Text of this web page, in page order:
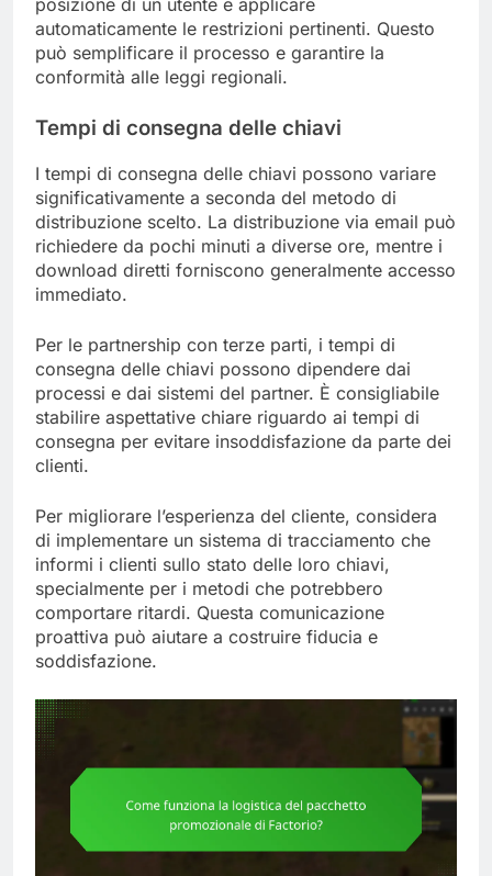
posizione di un utente e applicare
automaticamente le restrizioni pertinenti. Questo
può semplificare il processo e garantire la
conformità alle leggi regionali.
Tempi di consegna delle chiavi
I tempi di consegna delle chiavi possono variare
significativamente a seconda del metodo di
distribuzione scelto. La distribuzione via email può
richiedere da pochi minuti a diverse ore, mentre i
download diretti forniscono generalmente accesso
immediato.
Per le partnership con terze parti, i tempi di
consegna delle chiavi possono dipendere dai
processi e dai sistemi del partner. È consigliabile
stabilire aspettative chiare riguardo ai tempi di
consegna per evitare insoddisfazione da parte dei
clienti.
Per migliorare l’esperienza del cliente, considera
di implementare un sistema di tracciamento che
informi i clienti sullo stato delle loro chiavi,
specialmente per i metodi che potrebbero
comportare ritardi. Questa comunicazione
proattiva può aiutare a costruire fiducia e
soddisfazione.